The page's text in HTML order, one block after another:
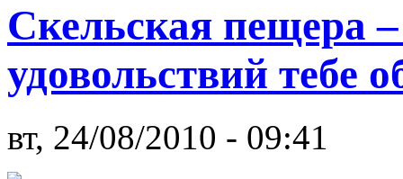
Скельская пещера
удовольствий тебе
вт, 24/08/2010 - 09:41